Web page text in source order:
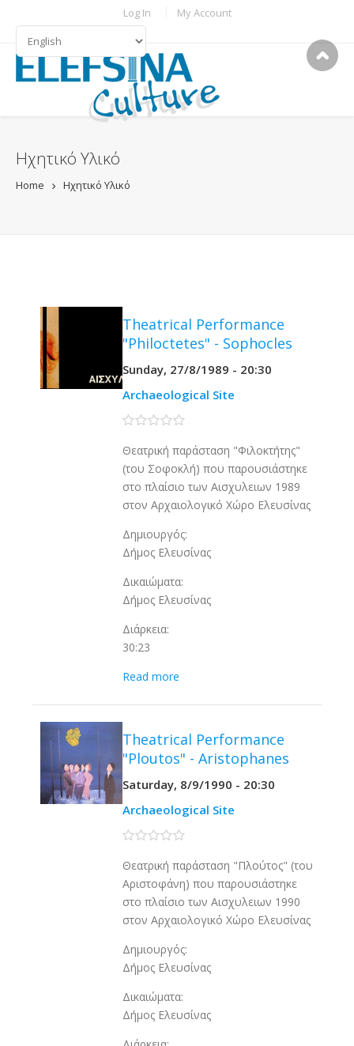
Log In My Account
LANGUAGES
Ηχητικό Υλικό
Home Ηχητικό Υλικό
Theatrical Performance
"Philoctetes" - Sophocles
Sunday, 27/8/1989 - 20:30
Archaeological Site
0 stars
Θεατρική παράσταση "Φιλοκτήτης"
(του Σοφοκλή) που παρουσιάστηκε
στο πλαίσιο των Αισχυλειων 1989
στον Αρχαιολογικό Χώρο Ελευσίνας
Δημιουργός:
Δήμος Ελευσίνας
Δικαιώματα:
Δήμος Ελευσίνας
Διάρκεια:
30:23
Read more
Theatrical Performance
"Ploutos" - Aristophanes
Saturday, 8/9/1990 - 20:30
Archaeological Site
0 stars
Θεατρική παράσταση "Πλούτος" (του
Αριστοφάνη) που παρουσιάστηκε
στο πλαίσιο των Αισχυλειων 1990
στον Αρχαιολογικό Χώρο Ελευσίνας
Δημιουργός:
Δήμος Ελευσίνας
Δικαιώματα:
Δήμος Ελευσίνας